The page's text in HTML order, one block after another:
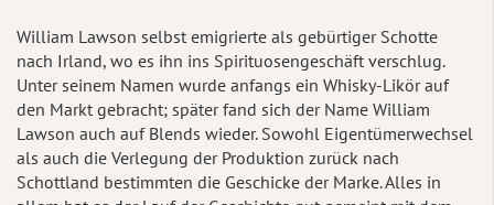
William Lawson selbst emigrierte als gebürtiger Schotte
nach Irland, wo es ihn ins Spirituosengeschäft verschlug.
Unter seinem Namen wurde anfangs ein Whisky-Likör auf
den Markt gebracht; später fand sich der Name William
Lawson auch auf Blends wieder. Sowohl Eigentümerwechsel
als auch die Verlegung der Produktion zurück nach
Schottland bestimmten die Geschicke der Marke. Alles in